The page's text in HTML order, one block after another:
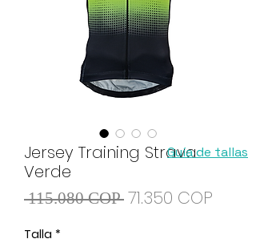
Jersey Training Strava
Verde
115.080 COP Precio
71.350 COP
Talla *
Guía de tallas